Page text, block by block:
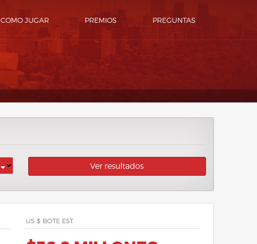
COMO JUGAR PREMIOS PREGUNTAS
Ver resultados
US $ BOTE EST.